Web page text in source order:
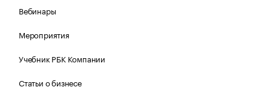
Вебинары
Мероприятия
Учебник РБК Компании
Статьи о бизнесе